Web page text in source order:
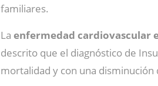
familiares.
La enfermedad cardiovascular
descrito que el diagnóstico de
mortalidad y con una disminución